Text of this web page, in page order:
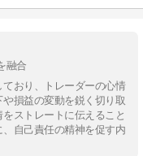
融合
おり、トレーダーの心情
損益の変動を鋭く切り取
ストレートに伝えること
自己責任の精神を促す内